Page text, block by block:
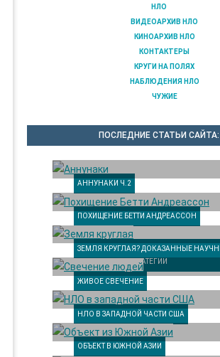
НЛО
ВИДЕОАРХИВ НЛО
КИНОАРХИВ НЛО
КОНТАКТЕРЫ
КРУГИ НА ПОЛЯХ
НАБЛЮДЕНИЯ НЛО
ЧУЖИЕ
ПОСЛЕДНИЕ СТАТЬИ САЙТА:
АННУНАКИ Ч.2
ПОХИЩЕНИЕ БЕТТИ АНДРЕАССОН
ЗЕМЛЯ КРУГЛАЯ? ДОКАЗАННЫЕ
АРГУМЕНТЫ И СТРАТЕГИИ
ЖИВОЕ СВЕЧЕНИЕ
НЛО В ЗАПАДНОЙ ЧАСТИ США
ОБЪЕКТ В ЮЖНОЙ АЗИИ